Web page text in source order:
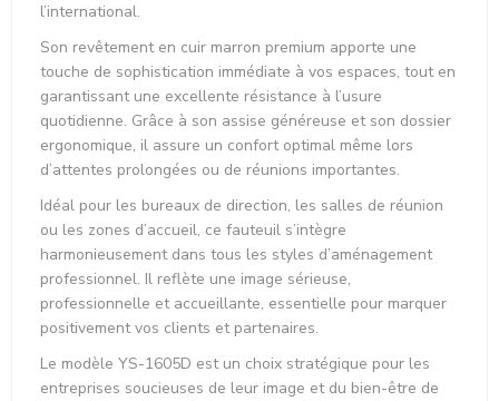
l’international.
Son revêtement en cuir marron premium apporte une
touche de sophistication immédiate à vos espaces, tout en
garantissant une excellente résistance à l’usure
quotidienne. Grâce à son assise généreuse et son dossier
ergonomique, il assure un confort optimal même lors
d’attentes prolongées ou de réunions importantes.
Idéal pour les bureaux de direction, les salles de réunion
ou les zones d’accueil, ce fauteuil s’intègre
harmonieusement dans tous les styles d’aménagement
professionnel. Il reflète une image sérieuse,
professionnelle et accueillante, essentielle pour marquer
positivement vos clients et partenaires.
Le modèle YS-1605D est un choix stratégique pour les
entreprises soucieuses de leur image et du bien-être de